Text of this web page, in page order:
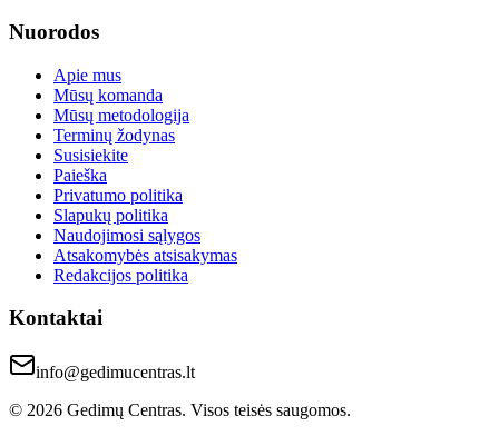
Nuorodos
Apie mus
Mūsų komanda
Mūsų metodologija
Terminų žodynas
Susisiekite
Paieška
Privatumo politika
Slapukų politika
Naudojimosi sąlygos
Atsakomybės atsisakymas
Redakcijos politika
Kontaktai
info@gedimucentras.lt
© 2026 Gedimų Centras. Visos teisės saugomos.